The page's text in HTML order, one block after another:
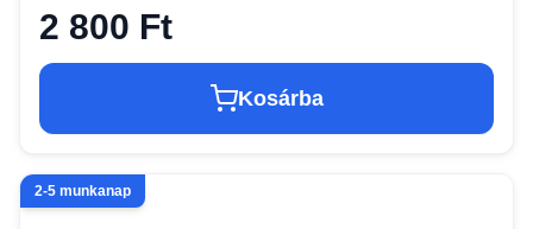
2 800 Ft
Kosárba
2-5 munkanap